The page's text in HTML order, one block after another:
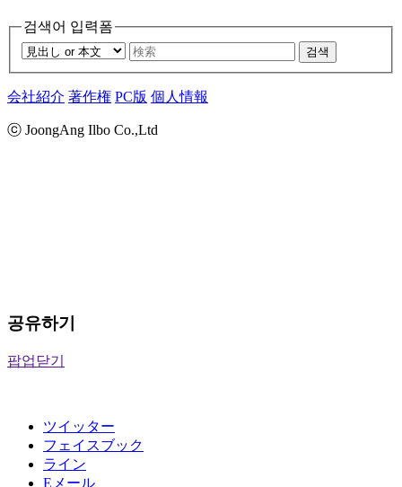
검색어 입력폼
검색
会社紹介 著作権 PC版 個人情報
ⓒ JoongAng Ilbo Co.,Ltd
공유하기
팝업닫기
ツイッター
フェイスブック
ライン
Eメール